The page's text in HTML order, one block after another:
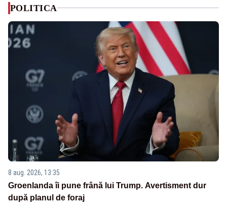
POLITICA
8 aug. 2026, 13:35
Groenlanda îi pune frână lui Trump. Avertisment dur
după planul de foraj